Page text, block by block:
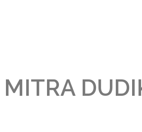
MITRA